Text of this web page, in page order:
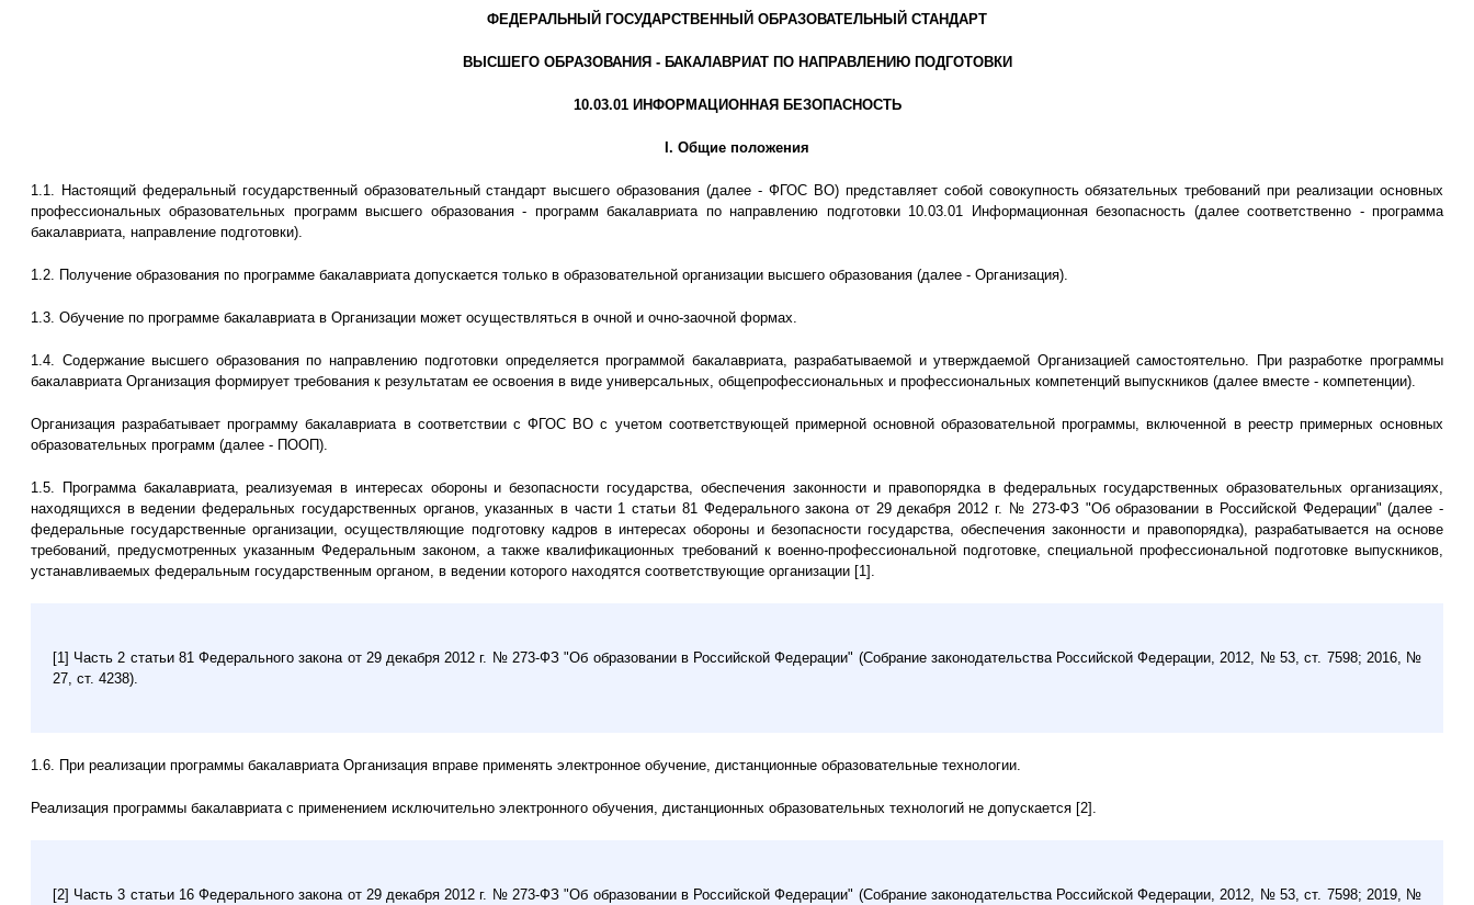
ФЕДЕРАЛЬНЫЙ ГОСУДАРСТВЕННЫЙ ОБРАЗОВАТЕЛЬНЫЙ СТАНДАРТ
ВЫСШЕГО ОБРАЗОВАНИЯ - БАКАЛАВРИАТ ПО НАПРАВЛЕНИЮ ПОДГОТОВКИ
10.03.01 ИНФОРМАЦИОННАЯ БЕЗОПАСНОСТЬ
I. Общие положения
1.1. Настоящий федеральный государственный образовательный стандарт высшего образования (далее - ФГОС ВО) представляет собой совокупность обязательных требований при реализации основных
профессиональных образовательных программ высшего образования - программ бакалавриата по направлению подготовки 10.03.01 Информационная безопасность (далее соответственно - программа
бакалавриата, направление подготовки).
1.2. Получение образования по программе бакалавриата допускается только в образовательной организации высшего образования (далее - Организация).
1.3. Обучение по программе бакалавриата в Организации может осуществляться в очной и очно-заочной формах.
1.4. Содержание высшего образования по направлению подготовки определяется программой бакалавриата, разрабатываемой и утверждаемой Организацией самостоятельно. При разработке программы
бакалавриата Организация формирует требования к результатам ее освоения в виде универсальных, общепрофессиональных и профессиональных компетенций выпускников (далее вместе - компетенции).
Организация разрабатывает программу бакалавриата в соответствии с ФГОС ВО с учетом соответствующей примерной основной образовательной программы, включенной в реестр примерных основных
образовательных программ (далее - ПООП).
1.5. Программа бакалавриата, реализуемая в интересах обороны и безопасности государства, обеспечения законности и правопорядка в федеральных государственных образовательных организациях,
находящихся в ведении федеральных государственных органов, указанных в части 1 статьи 81 Федерального закона от 29 декабря 2012 г. № 273-ФЗ "Об образовании в Российской Федерации" (далее -
федеральные государственные организации, осуществляющие подготовку кадров в интересах обороны и безопасности государства, обеспечения законности и правопорядка), разрабатывается на основе
требований, предусмотренных указанным Федеральным законом, а также квалификационных требований к военно-профессиональной подготовке, специальной профессиональной подготовке выпускников,
устанавливаемых федеральным государственным органом, в ведении которого находятся соответствующие организации [1].
[1] Часть 2 статьи 81 Федерального закона от 29 декабря 2012 г. № 273-ФЗ "Об образовании в Российской Федерации" (Собрание законодательства Российской Федерации, 2012, № 53, ст. 7598; 2016, №
27, ст. 4238).
1.6. При реализации программы бакалавриата Организация вправе применять электронное обучение, дистанционные образовательные технологии.
Реализация программы бакалавриата с применением исключительно электронного обучения, дистанционных образовательных технологий не допускается [2].
[2] Часть 3 статьи 16 Федерального закона от 29 декабря 2012 г. № 273-ФЗ "Об образовании в Российской Федерации" (Собрание законодательства Российской Федерации, 2012, № 53, ст. 7598; 2019, №